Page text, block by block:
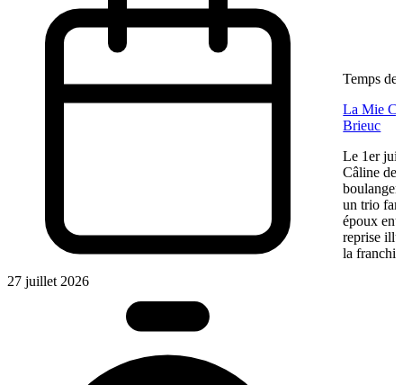
27 juillet 2026
Temps de
La Mie
Brieuc
Le 1er
Câline de
un trio
époux
reprise
la